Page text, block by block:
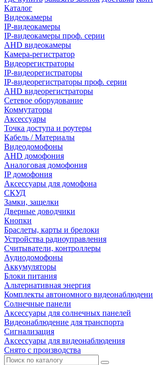
Каталог
Видеокамеры
IP-видеокамеры
IP-видеокамеры проф. серии
AHD видеокамеры
Камера-регистратор
Видеорегистраторы
IP-видеорегистраторы
IP-видеорегистраторы проф. серии
AHD видеорегистраторы
Сетевое оборудование
Коммутаторы
Аксессуары
Точка доступа и роутеры
Кабель / Материалы
Видеодомофоны
AHD домофония
Аналоговая домофония
IP домофония
Аксессуары для домофона
СКУД
Замки, защелки
Дверные доводчики
Кнопки
Браслеты, карты и брелоки
Устройства радиоуправления
Считыватели, контроллеры
Аудиодомофоны
Аккумуляторы
Блоки питания
Альтернативная энергия
Комплекты автономного
Солнечные панели
Аксессуары для солнечных панелей
Видеонаблюдение для транспорта
Сигнализация
Аксессуары для видеонаблюдения
Снято с производства